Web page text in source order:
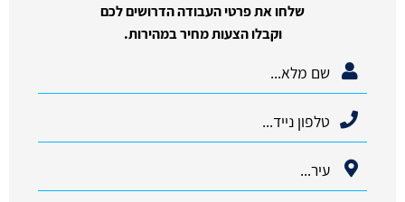
שלחו את פרטי העבודה הדרושים לכם
וקבלו הצעות מחיר במהירות.